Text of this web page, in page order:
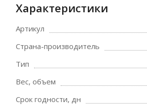
Характеристики
Артикул
Страна-производитель
Тип
Вес, объем
Срок годности, дн